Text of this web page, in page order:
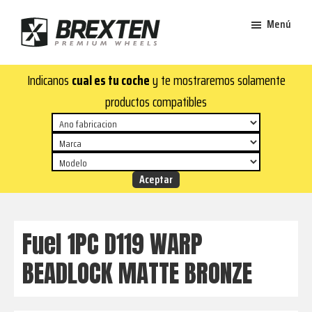
contenido
principal
de
página
Brexten
aluminio
premium
¡En
Brexten.com
encontrarás
aluminio
top!
y
estilo
para
Menú
Indicanos cual es tu cochey te mostraremos solamente
productos compatibles
Fuel 1PC D119 WARP
BEADLOCK MATTE BRONZE